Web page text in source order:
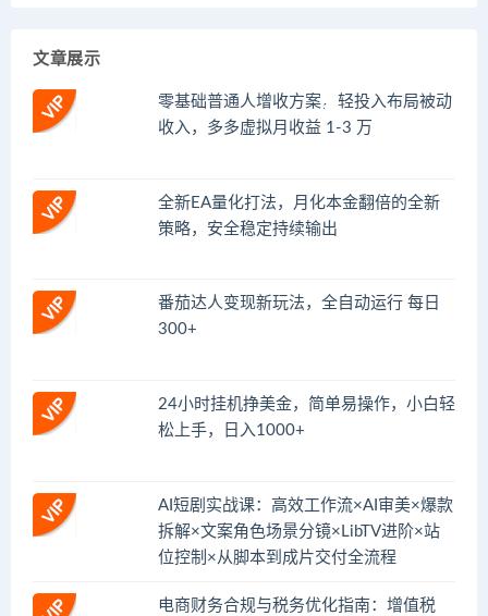
文章展示
零基础普通人增收方案，轻投入布局被动
收入，多多虚拟月收益 1-3 万
全新EA量化打法，月化本金翻倍的全新
策略，安全稳定持续输出
番茄达人变现新玩法，全自动运行 每日
300+
24小时挂机挣美金，简单易操作，小白轻
松上手，日入1000+
AI短剧实战课：高效工作流×AI审美×爆款
拆解×文案角色场景分镜×LibTV进阶×站
位控制×从脚本到成片交付全流程
电商财务合规与税务优化指南：增值税